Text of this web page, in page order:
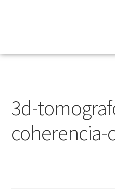
3d-
coherencia-